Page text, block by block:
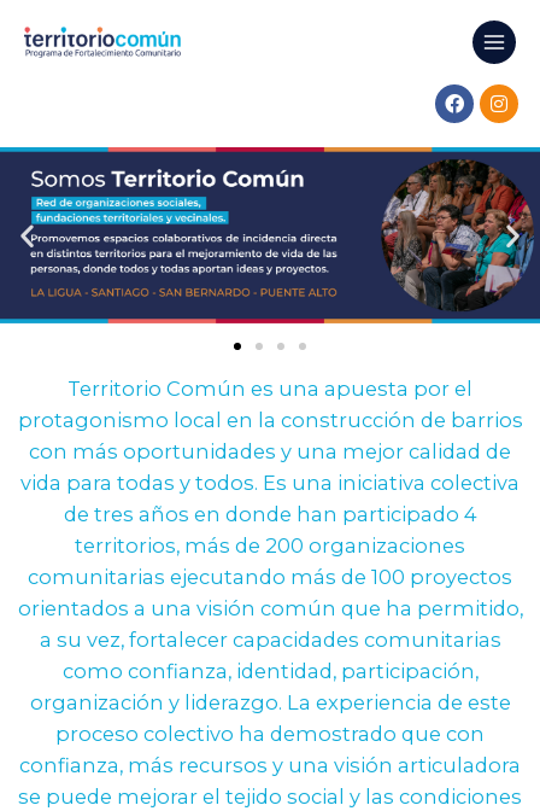
Territorio Común es una apuesta por el
protagonismo local en la construcción de barrios
con más oportunidades y una mejor calidad de
vida para todas y todos. Es una iniciativa colectiva
de tres años en donde han participado 4
territorios, más de 200 organizaciones
comunitarias ejecutando más de 100 proyectos
orientados a una visión común que ha permitido,
a su vez, fortalecer capacidades comunitarias
como confianza, identidad, participación,
organización y liderazgo. La experiencia de este
proceso colectivo ha demostrado que con
confianza, más recursos y una visión articuladora
se puede mejorar el tejido social y las condiciones